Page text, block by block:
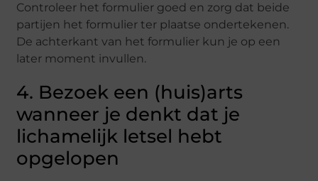
Controleer het formulier goed en zorg dat beide
partijen het formulier ter plaatse ondertekenen.
De achterkant van het formulier kun je op een
later moment invullen.
4. Bezoek een (huis)arts
wanneer je denkt dat je
lichamelijk letsel hebt
opgelopen